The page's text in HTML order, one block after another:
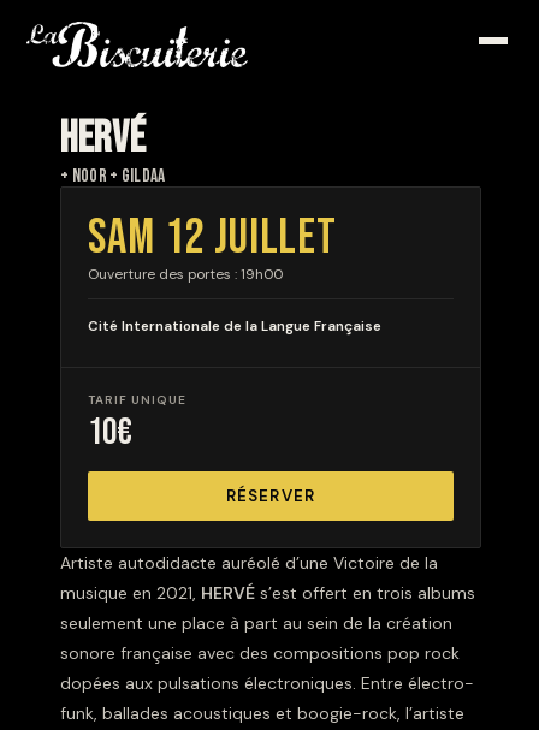
HERVÉ
+ NOOR + GILDAA
Artiste autodidacte auréolé d’une Victoire de la
musique en 2021, HERVÉ s’est offert en trois albums
seulement une place à part au sein de la création
sonore française avec des compositions pop rock
dopées aux pulsations électroniques. Entre électro-
funk, ballades acoustiques et boogie-rock, l’artiste
SAM 12 JUILLET
Ouverture des portes : 19h00
Cité Internationale de la Langue Française
TARIF UNIQUE
10€
RÉSERVER